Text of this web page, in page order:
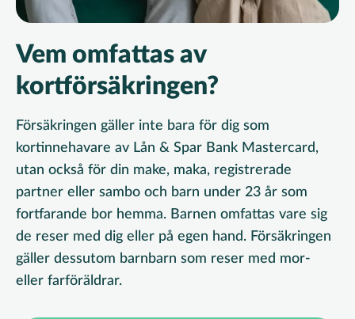
Vem omfattas av
kortförsäkringen?
Försäkringen gäller inte bara för dig som
kortinnehavare av Lån & Spar Bank Mastercard,
utan också för din make, maka, registrerade
partner eller sambo och barn under 23 år som
fortfarande bor hemma. Barnen omfattas vare sig
de reser med dig eller på egen hand. Försäkringen
gäller dessutom barnbarn som reser med mor-
eller farföräldrar.